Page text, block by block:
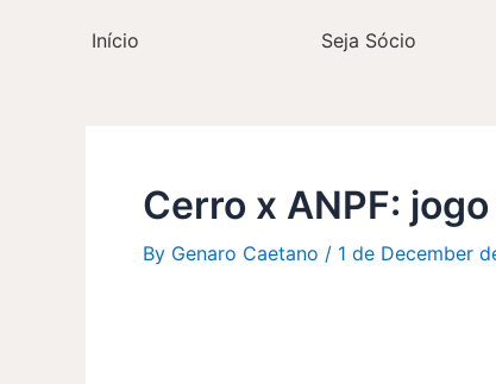
Início Seja Sócio
Cerro x ANPF:
By Genaro Caetano / 1 de December
navigation